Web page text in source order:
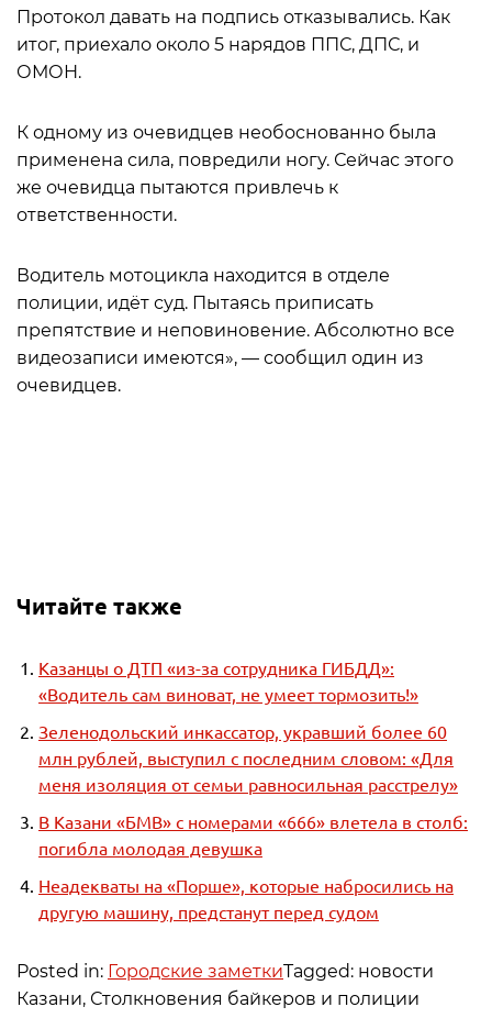
Протокол давать на подпись отказывались. Как
итог, приехало около 5 нарядов ППС, ДПС, и
ОМОН.
К одному из очевидцев необоснованно была
применена сила, повредили ногу. Сейчас этого
же очевидца пытаются привлечь к
ответственности.
Водитель мотоцикла находится в отделе
полиции, идёт суд. Пытаясь приписать
препятствие и неповиновение. Абсолютно все
видеозаписи имеются», — сообщил один из
очевидцев.
Читайте также
Казанцы о ДТП «из-за сотрудника ГИБДД»:
«Водитель сам виноват, не умеет тормозить!»
Зеленодольский инкассатор, укравший более 60
млн рублей, выступил с последним словом: «Для
меня изоляция от семьи равносильная расстрелу»
В Казани «БМВ» с номерами «666» влетела в столб:
погибла молодая девушка
Неадекваты на «Порше», которые набросились на
другую машину, предстанут перед судом
Posted in: Городские заметкиTagged: новости
Казани, Столкновения байкеров и полиции